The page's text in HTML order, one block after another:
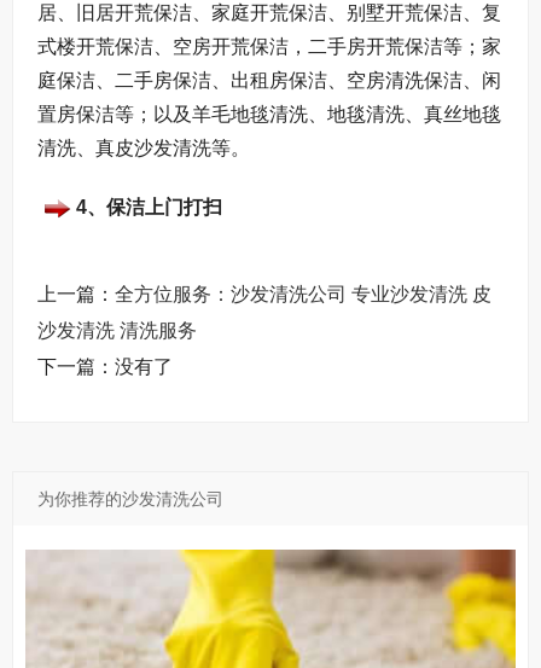
居、旧居开荒保洁、家庭开荒保洁、别墅开荒保洁、复
式楼开荒保洁、空房开荒保洁，二手房开荒保洁等；家
庭保洁、二手房保洁、出租房保洁、空房清洗保洁、闲
置房保洁等；以及羊毛地毯清洗、地毯清洗、真丝地毯
清洗、真皮沙发清洗等。
4、保洁上门打扫
上一篇： 全方位服务：沙发清洗公司 专业沙发清洗 皮
沙发清洗 清洗服务
下一篇：没有了
为你推荐的沙发清洗公司